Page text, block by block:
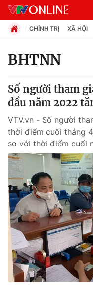
Chuyên mục
Chính trị
Xã hội
Pháp luật
Y tế
Thế giới
Tin tức
Thế giới đó đây
Câu chuyện quốc tế
Kinh tế
Tài chính
Thị trường
Dữ liệu và đời sống
CHÍNH TRỊ XÃ HỘI
BHTNN
Số người tham
đầu năm 2022
VTV.vn - Số người
thời điểm cuối tháng
so với thời điểm cuối